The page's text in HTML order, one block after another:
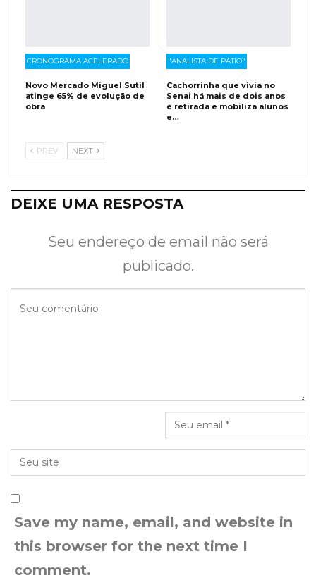
CRONOGRAMA ACELERADO
Novo Mercado Miguel Sutil
atinge 65% de evolução de
obra
"ANALISTA DE PÁTIO"
Cachorrinha que vivia no
Senai há mais de dois anos
é retirada e mobiliza alunos
e…
PREV NEXT
DEIXE UMA RESPOSTA
Seu endereço de email não será
publicado.
Save my name, email, and website in
this browser for the next time I
comment.